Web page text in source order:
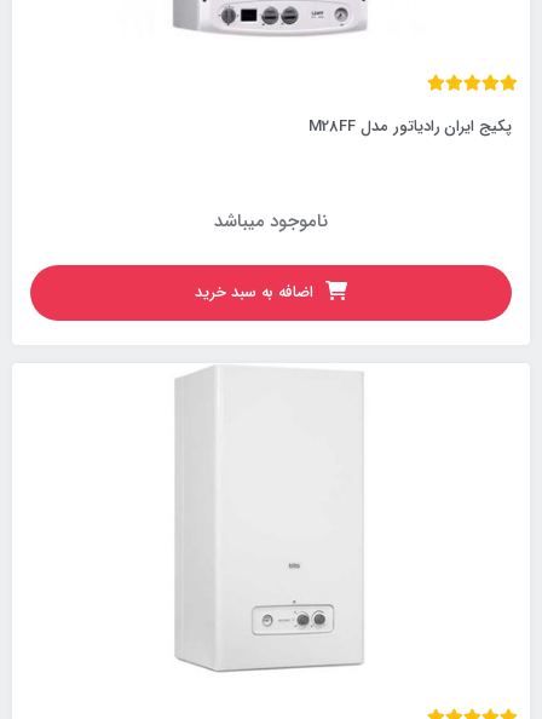
پکیج ایران رادیاتور مدل M28FF
ناموجود میباشد
اضافه به سبد خرید